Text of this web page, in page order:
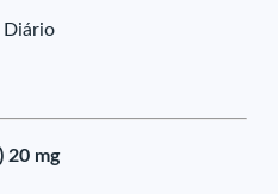
Diário
20 mg